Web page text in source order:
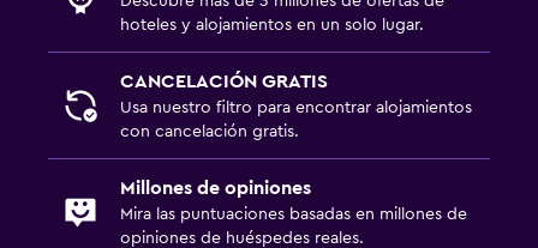
hoteles y alojamientos en un solo lugar.
CANCELACIÓN GRATIS
Usa nuestro filtro para encontrar alojamientos
con cancelación gratis.
Millones de opiniones
Mira las puntuaciones basadas en millones de
opiniones de huéspedes reales.